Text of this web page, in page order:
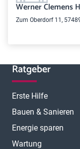
Werner Clemens
Zum Oberdorf 11,
Ratgeber
Erste Hilfe
Bauen & Sanieren
Energie sparen
Wartung